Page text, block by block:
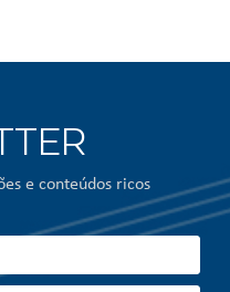
e conteúdos ricos